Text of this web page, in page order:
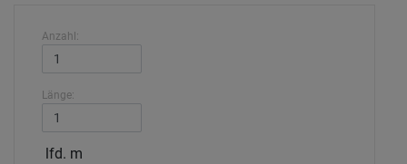
Anzahl:
Länge:
lfd. m